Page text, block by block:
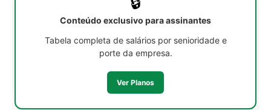
Conteúdo exclusivo para assinantes
Tabela completa de salários por senioridade e
porte da empresa.
Ver Planos